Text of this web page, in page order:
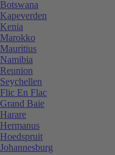
Botswana
Kapeverden
Kenia
Marokko
Mauritius
Namibia
Reunion
Seychellen
Flic En Flac
Grand Baie
Harare
Hermanus
Hoedspruit
Johannesburg